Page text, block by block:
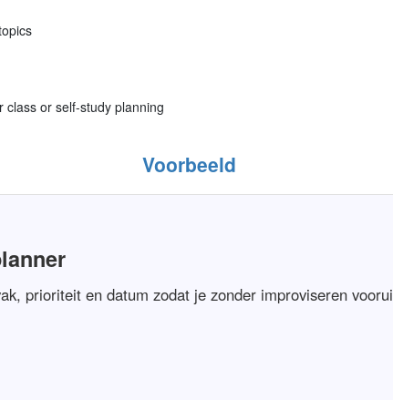
or self-study planning
Voorbeeld
prioriteit en datum zodat je zonder improviseren